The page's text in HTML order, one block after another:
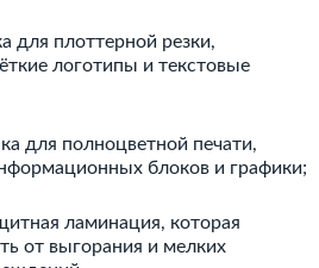
для плоттерной резки,
логотипы и текстовые
для полноцветной печати,
блоков и графики;
ламинация, которая
от выгорания и мелких